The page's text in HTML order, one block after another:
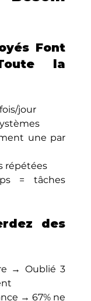
Font
la
jour
une par
répétées
= tâches
des
→ Oublié 3
→ 67% ne